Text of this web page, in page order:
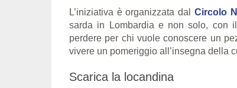
L’iniziativa è organizzata dal Circolo
sarda in Lombardia e non solo, con
perdere per chi vuole conoscere un
vivere un pomeriggio all’insegna della
Scarica la locandina